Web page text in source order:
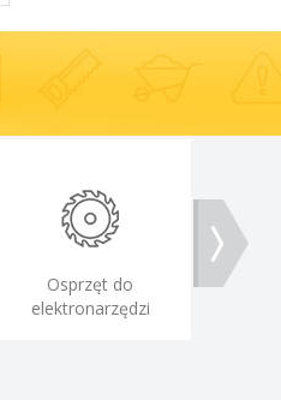
Osprzęt do
elektronarzędzi